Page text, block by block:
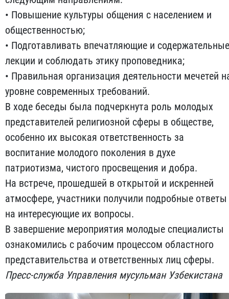
• Повышение культуры общения с населением и
общественностью;
• Подготавливать впечатляющие и содержательные
лекции и соблюдать этику проповедника;
• Правильная организация деятельности мечетей
уровне современных требований.
В ходе беседы была подчеркнута роль молодых
представителей религиозной сферы в обществе,
особенно их высокая ответственность за
воспитание молодого поколения в духе
патриотизма, чистого просвещения и добра.
На встрече, прошедшей в открытой и искренней
атмосфере, участники получили подробные ответы
на интересующие их вопросы.
В завершение мероприятия молодые специалисты
ознакомились с рабочим процессом областного
представительства и ответственных лиц сферы.
Пресс-служба Управления мусульман Узбекистана